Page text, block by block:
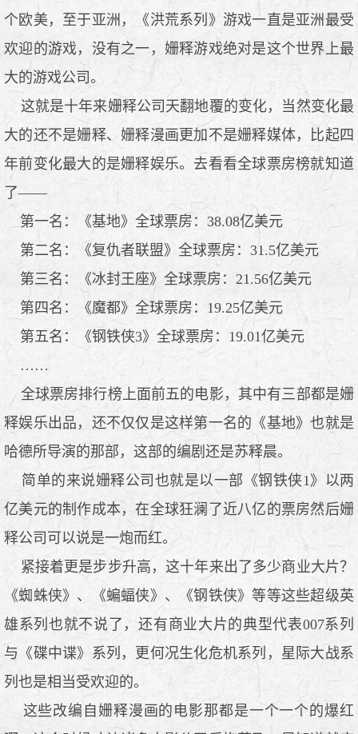
个欧美，至于亚洲，《洪荒系列》游戏一直是亚洲最受
欢迎的游戏，没有之一，姗释游戏绝对是这个世界上最
大的游戏公司。
这就是十年来姗释公司天翻地覆的变化，当然变化最
大的还不是姗释、姗释漫画更加不是姗释媒体，比起四
年前变化最大的是姗释娱乐。去看看全球票房榜就知道
了——
第一名：《基地》全球票房：38.08亿美元
第二名：《复仇者联盟》全球票房：31.5亿美元
第三名：《冰封王座》全球票房：21.56亿美元
第四名：《魔都》全球票房：19.25亿美元
第五名：《钢铁侠3》全球票房：19.01亿美元
……
全球票房排行榜上面前五的电影，其中有三部都是姗
释娱乐出品，还不仅仅是这样第一名的《基地》也就是
哈德所导演的那部，这部的编剧还是苏释晨。
简单的来说姗释公司也就是以一部《钢铁侠1》以两
亿美元的制作成本，在全球狂澜了近八亿的票房然后姗
释公司可以说是一炮而红。
紧接着更是步步升高，这十年来出了多少商业大片？
《蜘蛛侠》、《蝙蝠侠》、《钢铁侠》等等这些超级英
雄系列也就不说了，还有商业大片的典型代表007系列
与《碟中谍》系列，更何况生化危机系列，星际大战系
列也是相当受欢迎的。
这些改编自姗释漫画的电影那都是一个一个的爆红